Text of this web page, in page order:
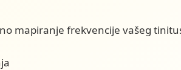
mapiranje frekvencije vašeg